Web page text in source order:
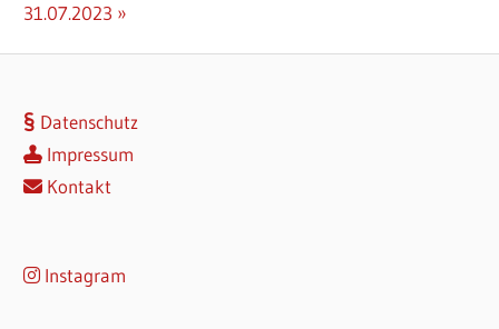
Beitrag:
31.07.2023
Datenschutz
Impressum
Kontakt
Instagram